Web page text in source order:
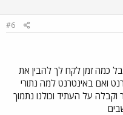
#6
כמה זמן לקח לך להבין את
ואם באינטרנט למה נתורי
על העתיד וכולנו נתמוך